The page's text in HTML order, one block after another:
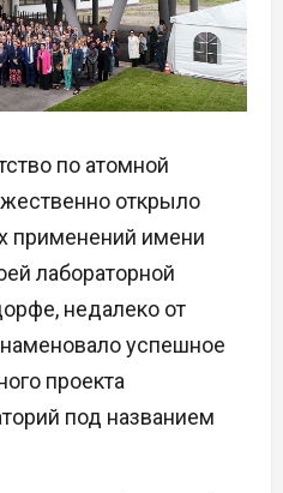
по атомной
открыло
применений имени
лабораторной
недалеко от
успешное
проекта
под названием